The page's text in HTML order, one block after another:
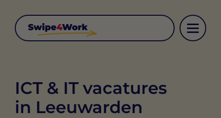
ICT & IT vacatures
in Leeuwarden